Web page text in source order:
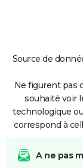
Source de
Ne figurent pas
souhaité voir
technologique
correspond à
A ne pas